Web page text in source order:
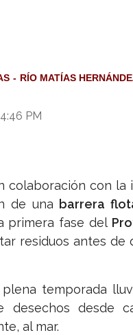
RÍO MATÍAS
PM
colaboración con la
de una barrera
primera fase del
residuos antes de
temporada
desechos desde
al mar.